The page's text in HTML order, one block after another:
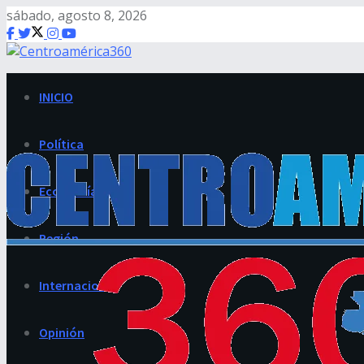
sábado, agosto 8, 2026
INICIO
Política
Economía
Región
Internacional
Opinión